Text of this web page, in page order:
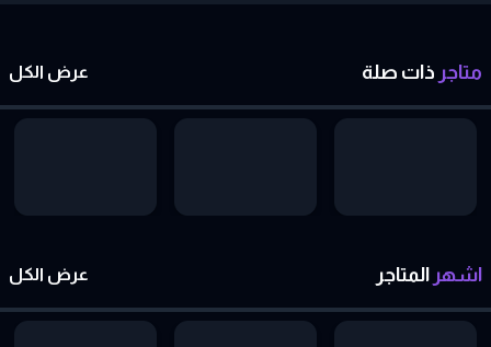
متاجر ذات صلة عرض الكل
اشهر المتاجر عرض الكل